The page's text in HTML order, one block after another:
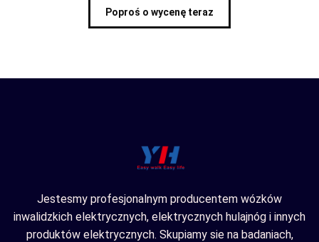
Poproś o wycenę teraz
Jestesmy profesjonalnym producentem wózków
inwalidzkich elektrycznych, elektrycznych hulajnóg i innych
produktów elektrycznych. Skupiamy sie na badaniach,